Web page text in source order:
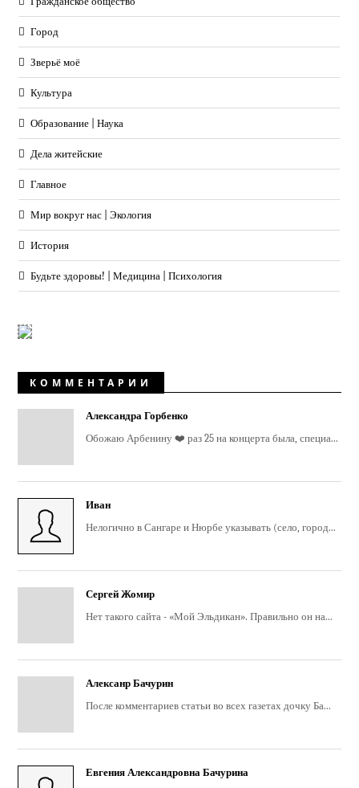
Город
Зверьё моё
Культура
Образование | Наука
Дела житейские
Главное
Мир вокруг нас | Экология
История
Будьте здоровы! | Медицина | Психология
КОММЕНТАРИИ
Александра Горбенко
Обожаю Арбенину ❤️ раз 25 на концерта была, специа...
Иван
Нелогично в Сангаре и Нюрбе указывать (село, город...
Сергей Жомир
Нет такого сайта - «Мой Эльдикан». Правильно он на...
Алексанр Бачурин
После комментариев статьи во всех газетах дочку Ба...
Евгения Александровна Бачурина